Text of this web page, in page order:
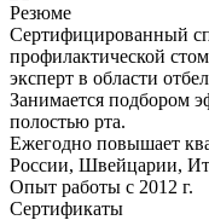
Резюме
Сертифицированный
профилактической
эксперт в области
Занимается подбором
полостью рта.
Ежегодно повышает
России, Швейцарии,
Опыт работы с 2012 г.
Сертификаты